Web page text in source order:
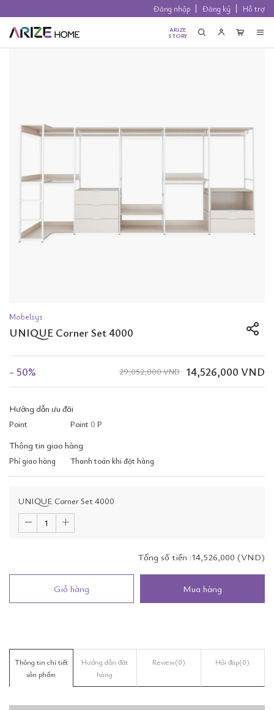
Đăng nhập Đăng ký Hỗ trợ
ARIZE
STORY
Mobelsys
UNIQUE Corner Set 4000
- 50% 14,526,000 VND
29,052,000 VND
Hướng dẫn ưu đãi
Point Point 0 P
Thông tin giao hàng
Phí giao hàng Thanh toán khi đặt hàng
UNIQUE Corner Set 4000
Tổng số tiền :14,526,000 (VND)
Giỏ hàng Mua hàng
Thông tin chi tiết
sản phẩm
Hướng dẫn đặt
hàng
Review(0) Hỏi đáp(0)